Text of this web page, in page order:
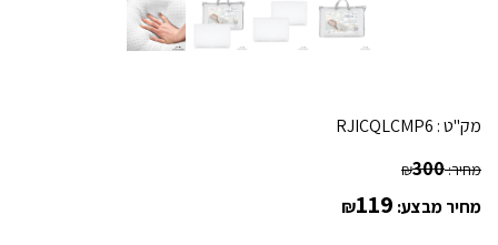
מק"ט : RJICQLCMP6
מחיר: ₪300
מחיר מבצע: ₪119